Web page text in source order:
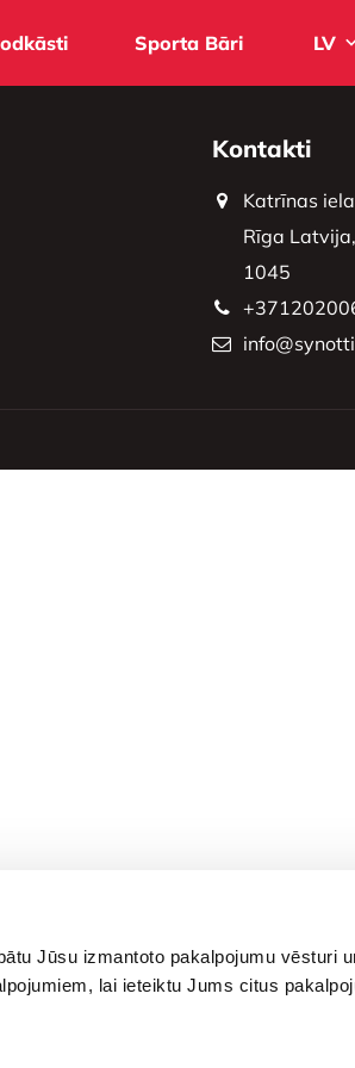
Jūsu izmantoto pakalpojumu vēsturi
lai ieteiktu Jums citus
Sporta Bāri LV
Kontakti
Katrīnas
Rīga
1045